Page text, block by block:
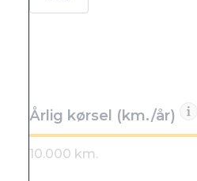
Årlig kørsel (km./år)